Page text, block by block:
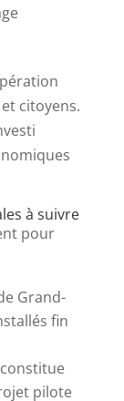
citoyens.
à suivre
pour
Grand-
fin
pilote